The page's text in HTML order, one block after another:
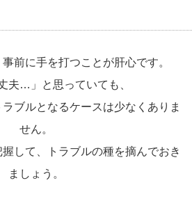
前に手を打つことが肝心です。
夫…」と思っていても、
ブルとなるケースは少なくありま
せん。
して、トラブルの種を摘んでおき
ましょう。